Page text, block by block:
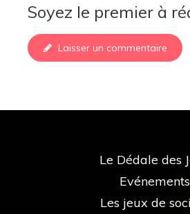
Soyez le premier à
Laisser un commentaire
Le Dédale des
Evénements
Les jeux de